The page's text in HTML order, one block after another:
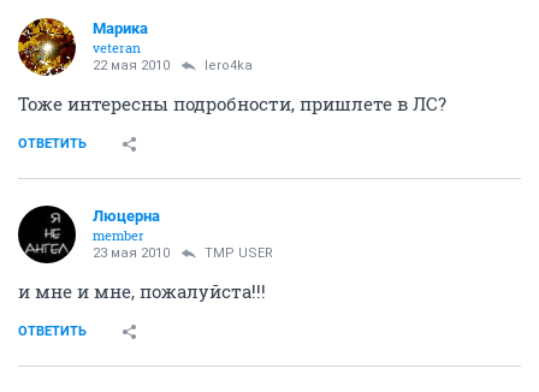
Марика
veteran
22 мая 2010 lero4ka
Тоже интересны подробности, пришлете в ЛС?
ОТВЕТИТЬ
Люцерна
member
23 мая 2010 TMP USER
и мне и мне, пожалуйста!!!
ОТВЕТИТЬ